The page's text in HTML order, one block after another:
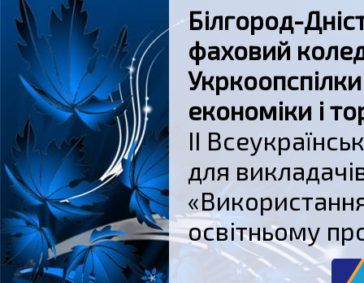
Білгород-
фаховий
економіки і
ІІ
для
освітньому